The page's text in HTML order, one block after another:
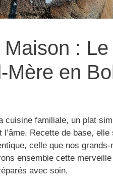
: Le
Mère en
cuisine familiale, un plat
Recette de base, elle
celle que nos
ensemble cette
avec soin.